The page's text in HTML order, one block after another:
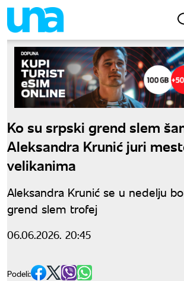
Ko su srpski grend slem
Aleksandra Krunić juri
velikanima
Aleksandra Krunić se u nedelju
grend slem trofej
06.06.2026. 20:45
Podeli: